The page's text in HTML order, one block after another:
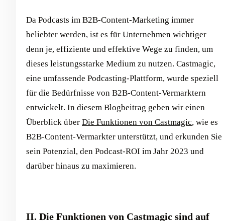
Da Podcasts im B2B-Content-Marketing immer
beliebter werden, ist es für Unternehmen wichtiger
denn je, effiziente und effektive Wege zu finden, um
dieses leistungsstarke Medium zu nutzen. Castmagic,
eine umfassende Podcasting-Plattform, wurde speziell
für die Bedürfnisse von B2B-Content-Vermarktern
entwickelt. In diesem Blogbeitrag geben wir einen
Überblick über Die Funktionen von Castmagic, wie es
B2B-Content-Vermarkter unterstützt, und erkunden Sie
sein Potenzial, den Podcast-ROI im Jahr 2023 und
darüber hinaus zu maximieren.
II. Die Funktionen von Castmagic sind auf